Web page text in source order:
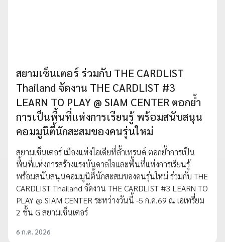
สยามเซ็นเตอร์ ร่วมกับ THE CARDLIST
Thailand จัดงาน THE CARDLIST #3
LEARN TO PLAY @ SIAM CENTER ตอกย้ำ
การเป็นพื้นที่แห่งการเรียนรู้ พร้อมสนับสนุน
คอมมูนิตี้นักสะสมของคนรุ่นใหม่
สยามเซ็นเตอร์ เมืองแห่งไอเดียที่ล้ำเทรนด์ ตอกย้ำการเป็น
พื้นที่แห่งการสร้างแรงบันดาลใจและพื้นที่แห่งการเรียนรู้
พร้อมสนับสนุนคอมมูนิตี้นักสะสมของคนรุ่นใหม่ ร่วมกับ THE
CARDLIST Thailand จัดงาน THE CARDLIST #3 LEARN TO
PLAY @ SIAM CENTER ระหว่างวันนี้ -5 ก.ค.69 ณ เอเทรี่ยม
2 ชั้น G สยามเซ็นเตอร์
6 ก.ค. 2026